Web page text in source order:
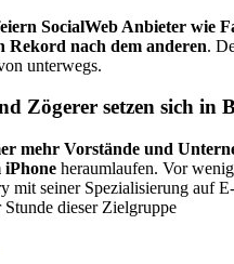
SocialWeb Anbieter wie
Rekord nach dem anderen.
unterwegs.
Zögerer setzen sich in
mehr Vorstände und
iPhone heraumlaufen. Vor
mit seiner Spezialisierung auf
Stunde dieser Zielgruppe